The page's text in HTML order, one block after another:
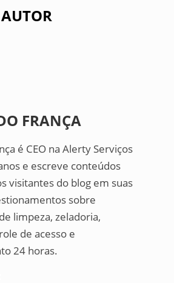
FRANÇA
é CEO na Alerty Serviços
e escreve conteúdos
visitantes do blog em suas
sobre
limpeza, zeladoria,
de acesso e
24 horas.